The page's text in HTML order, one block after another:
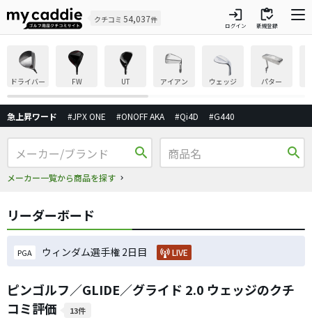
クチコミ 54,037件 login
ログイン
inventory
新規登録
ドライバー FW UT アイアン ウェッジ パター
急上昇ワード #JPX ONE #ONOFF AKA #Qi4D #G440
search
メーカー一覧から商品を探す
search
リーダーボード
PGA ウィンダム選手権 2日目 LIVE
ピンゴルフ／GLIDE／グライド 2.0 ウェッジのクチ
コミ評価
13件